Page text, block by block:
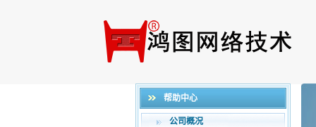
帮助中心
公司概况